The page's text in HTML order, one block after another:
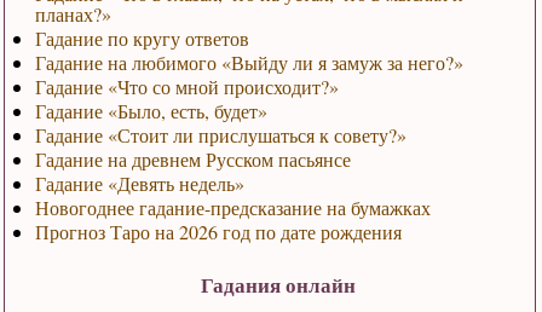
планах?»
Гадание по кругу ответов
Гадание на любимого «Выйду ли я замуж за него?»
Гадание «Что со мной происходит?»
Гадание «Было, есть, будет»
Гадание «Стоит ли прислушаться к совету?»
Гадание на древнем Русском пасьянсе
Гадание «Девять недель»
Новогоднее гадание-предсказание на бумажках
Прогноз Таро на 2026 год по дате рождения
Гадания онлайн